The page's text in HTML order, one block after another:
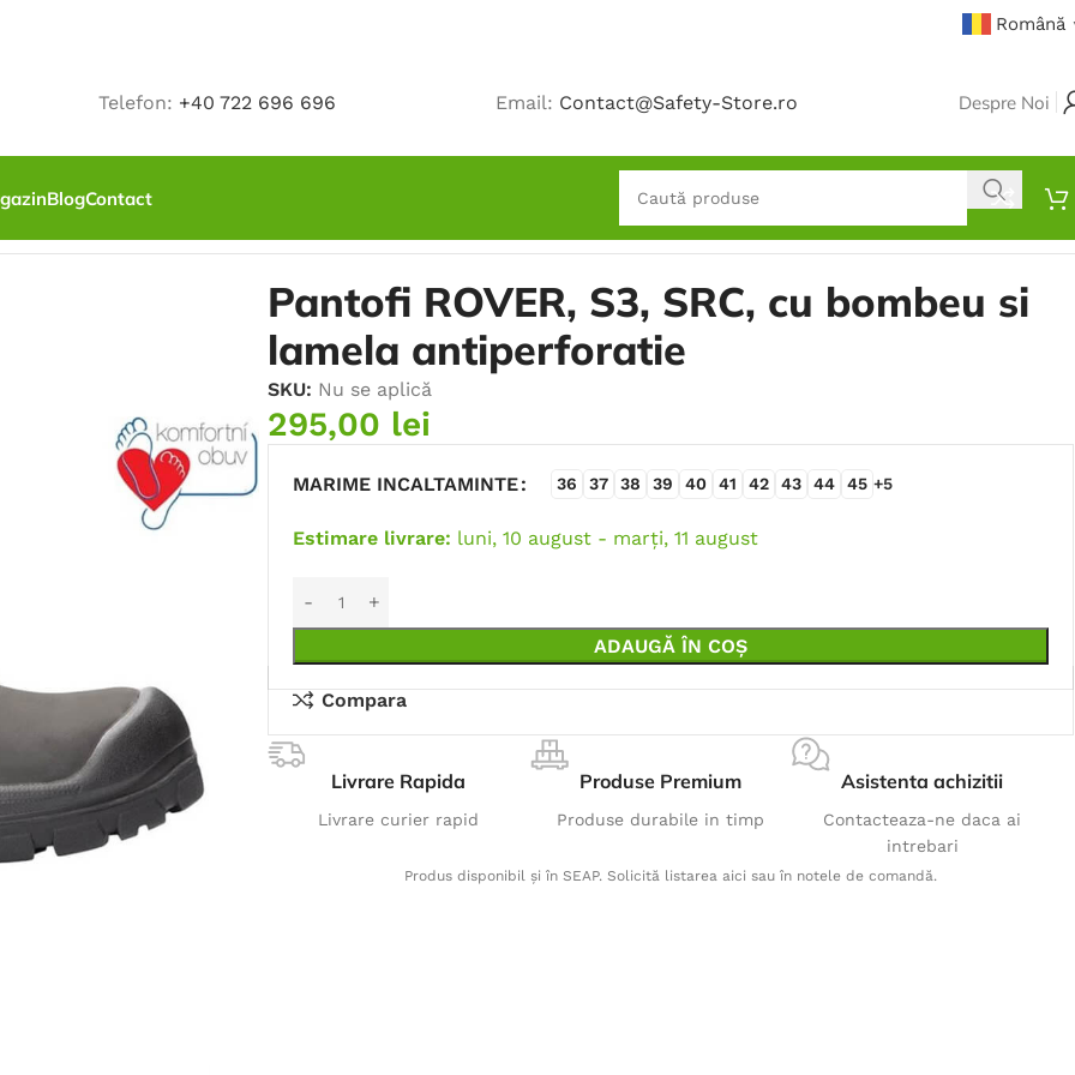
Română
Telefon: +40 722 696 696 Email: Contact@Safety-Store.ro Despre Noi
BlogContact
Pantofi ROVER, S3, SRC, cu bombeu si
lamela antiperforatie
SKU: Nu se aplică
295,00 lei
MARIME INCALTAMINTE 36 37 38 39 40 41 42 43 44 45 +5
Estimare livrare: luni, 10 august - marți, 11 august
ADAUGĂ ÎN COȘ
Compara
Livrare Rapida
Livrare curier rapid
Produse Premium
Produse durabile in timp
Asistenta achizitii
Contacteaza-ne daca ai
intrebari
Produs disponibil și în SEAP. Solicită listarea aici sau în notele de comandă.